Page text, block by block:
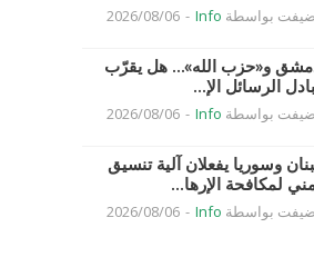
بواسطة Info
-
2026/08/06
و«حزب الله»… هل يقرّب
الرسائل الإ...
بواسطة Info
-
2026/08/06
وسوريا يفعلان آلية تنسيق
لمكافحة الإرها...
بواسطة Info
-
2026/08/06